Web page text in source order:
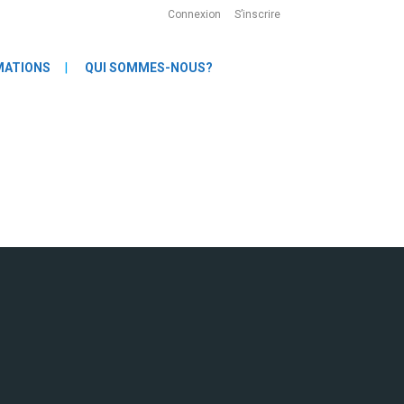
Connexion S’inscrire
QUI SOMMES-NOUS?